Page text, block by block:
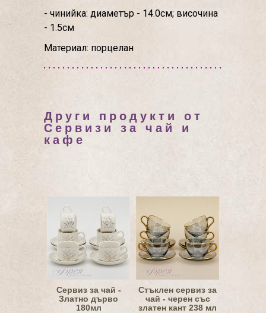
- чинийка: диаметър - 14.0см; височина
- 1.5см
Материал: порцелан
Други продукти от
Сервизи за чай и
кафе
Сервиз за чай -
Златно дърво
180мл
Стъклен сервиз за
чай - черен със
златен кант 238 мл